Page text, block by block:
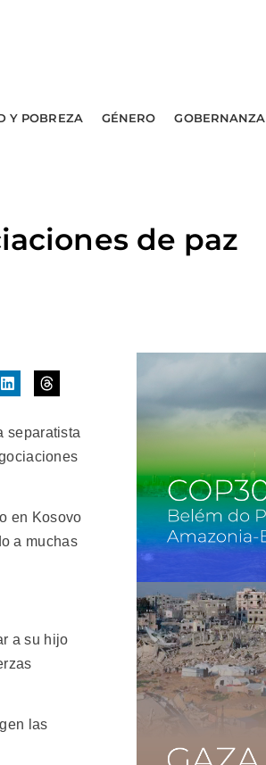
Y POBREZA GÉNERO GOBERNANZA
de paz
separatista
en Kosovo
a muchas
a su hijo
las